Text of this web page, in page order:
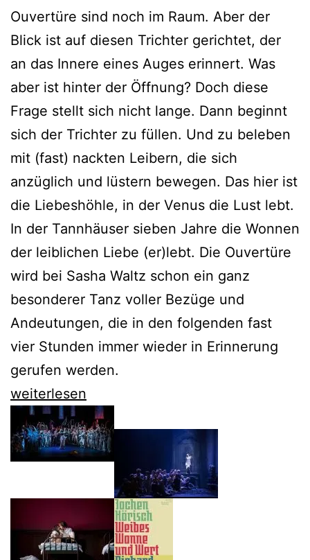
Ouvertüre sind noch im Raum. Aber der
Blick ist auf diesen Trichter gerichtet, der
an das Innere eines Auges erinnert. Was
aber ist hinter der Öffnung? Doch diese
Frage stellt sich nicht lange. Dann beginnt
sich der Trichter zu füllen. Und zu beleben
mit (fast) nackten Leibern, die sich
anzüglich und lüstern bewegen. Das hier ist
die Liebeshöhle, in der Venus die Lust lebt.
In der Tannhäuser sieben Jahre die Wonnen
der leiblichen Liebe (er)lebt. Die Ouvertüre
wird bei Sasha Waltz schon ein ganz
besonderer Tanz voller Bezüge und
Andeutungen, die in den folgenden fast
vier Stunden immer wieder in Erinnerung
gerufen werden.
Der
Tannhäuser
von
Sasha
weiterlesen